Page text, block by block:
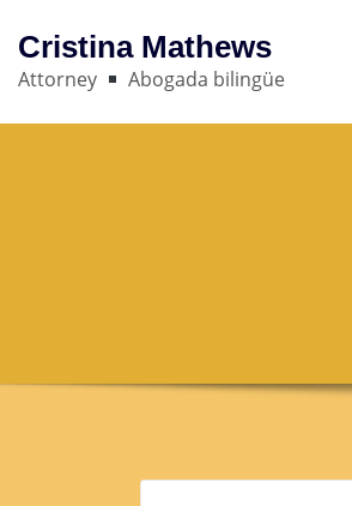
Cristina Mathews
Attorney Abogada bilingüe